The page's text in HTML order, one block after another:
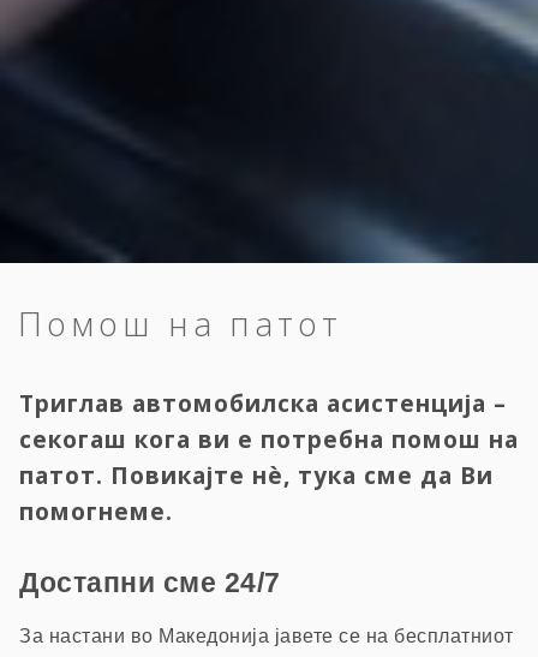
Помош на патот
Триглав автомобилска асистенција –
секогаш кога ви е потребна помош на
патот. Повикајте нè, тука сме да Ви
помогнеме.
Достапни сме 24/7
За настани во Македонија јавете се на бесплатниот